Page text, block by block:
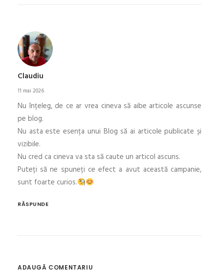
Claudiu
11 mai 2026
Nu înțeleg, de ce ar vrea cineva să aibe articole ascunse
pe blog.
Nu asta este esența unui Blog să ai articole publicate și
vizibile.
Nu cred ca cineva va sta să caute un articol ascuns.
Puteți să ne spuneți ce efect a avut această campanie,
sunt foarte curios.
RĂSPUNDE
ADAUGĂ COMENTARIU